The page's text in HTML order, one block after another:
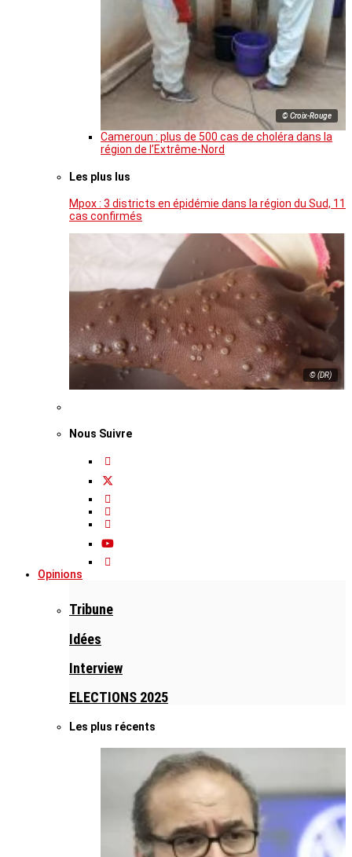
© Croix-Rouge
Cameroun : plus de 500 cas de choléra dans la
région de l’Extrême-Nord
Les plus lus
Mpox : 3 districts en épidémie dans la région du Sud, 11
cas confirmés
© (DR)
Nous Suivre
Opinions
Tribune
Idées
Interview
ELECTIONS 2025
Les plus récents